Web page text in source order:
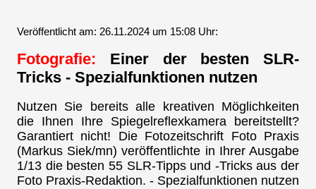
Veröffentlicht am: 26.11.2024 um 15:08 Uhr:
Fotografie: Einer der besten SLR-
Tricks - Spezialfunktionen nutzen
Nutzen Sie bereits alle kreativen Möglichkeiten
die Ihnen Ihre Spiegelreflexkamera bereitstellt?
Garantiert nicht! Die Fotozeitschrift Foto Praxis
(Markus Siek/mn) veröffentlichte in Ihrer Ausgabe
1/13 die besten 55 SLR-Tipps und -Tricks aus der
Foto Praxis-Redaktion. - Spezialfunktionen nutzen